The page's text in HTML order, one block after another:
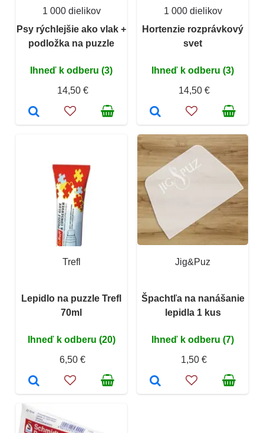
1 000 dielikov
Psy rýchlejšie ako vlak +
podložka na puzzle
Ihneď k odberu (3)
14,50 €
1 000 dielikov
Hortenzie rozprávkový
svet
Ihneď k odberu (3)
14,50 €
Trefl
Lepidlo na puzzle Trefl
70ml
Ihneď k odberu (20)
6,50 €
Jig&Puz
Špachtľa na nanášanie
lepidla 1 kus
Ihneď k odberu (7)
1,50 €